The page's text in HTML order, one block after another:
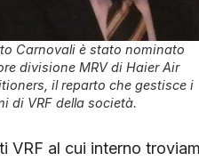
Carnovali è stato nominato
divisione MRV di Haier Air
il reparto che gestisce i
di VRF della società.
VRF al cui interno